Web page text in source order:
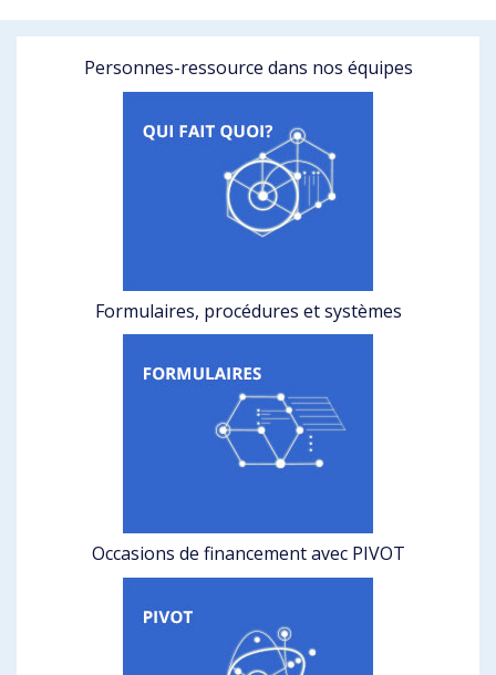
Personnes-ressource dans nos équipes
Formulaires, procédures et systèmes
Occasions de financement avec PIVOT